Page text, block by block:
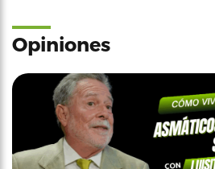
Opiniones